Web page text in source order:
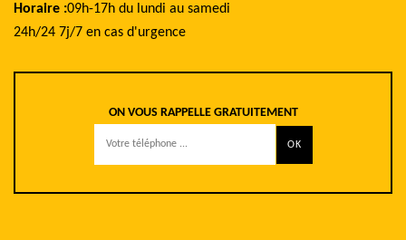
Horaire :09h-17h du lundi au samedi
24h/24 7j/7 en cas d'urgence
ON VOUS RAPPELLE GRATUITEMENT